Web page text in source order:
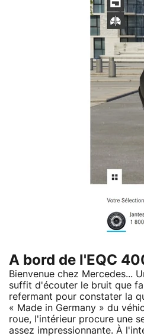
A bord de l'EQC
Bienvenue chez Mercedes...
suffit d'écouter le bruit que
refermant pour constater la
« Made in Germany » du
roue, l'intérieur procure une
assez impressionnante. À